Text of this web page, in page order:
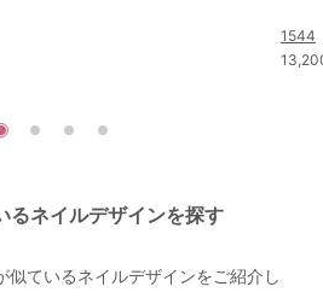
1544
るネイルデザインを探す
似ているネイルデザインをご紹介し